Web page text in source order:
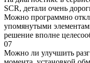
SCR, детали очень
Можно программно
упомянутыми
решение вполне
07
Можно ли улучшить